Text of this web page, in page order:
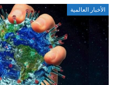
الأخبار العالمية